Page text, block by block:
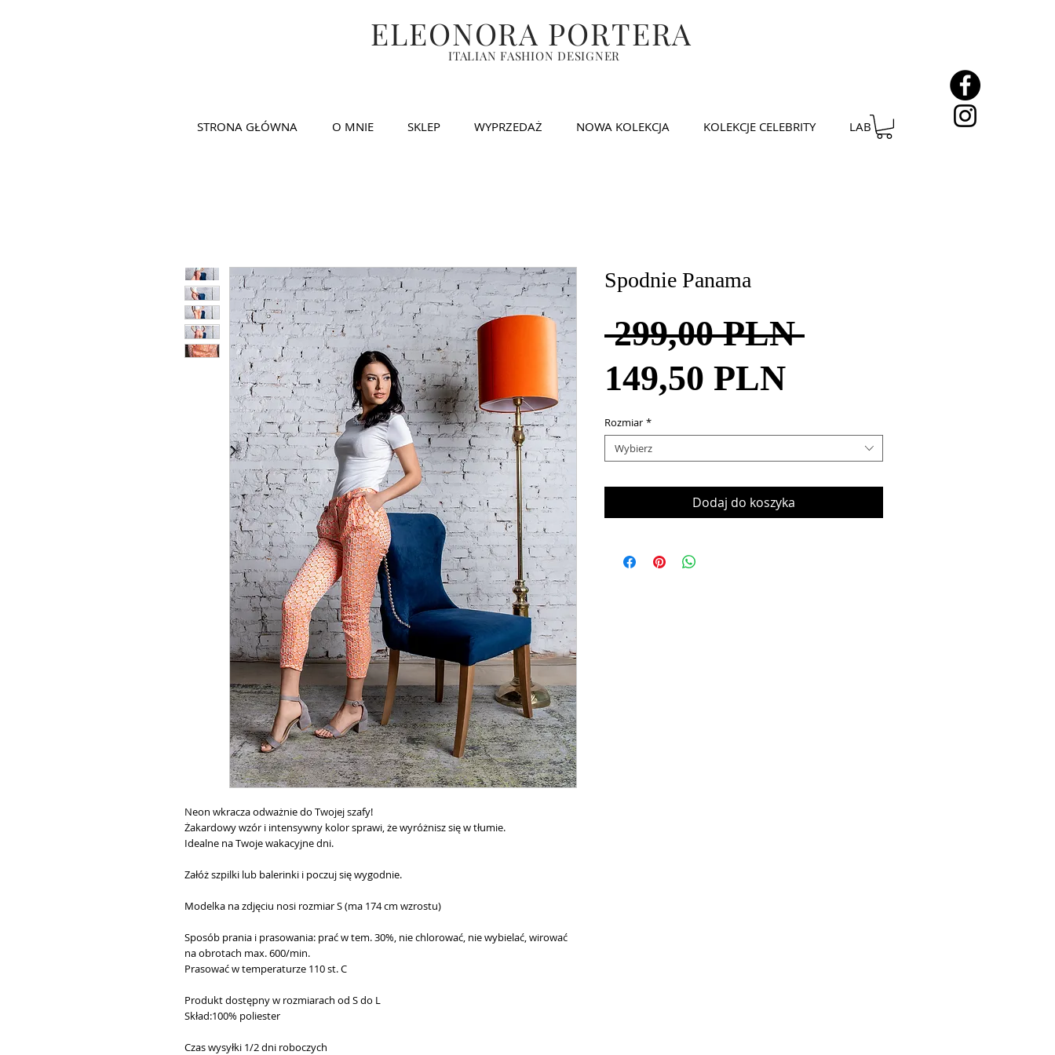
ELEONORA PORTERA
ITALIAN FASHION DESIGNER
STRONA GŁÓWNA O MNIE SKLEP WYPRZEDAŻ NOWA KOLEKCJA KOLEKCJE CELEBRITY LAB
Neon wkracza odważnie do Twojej szafy!
Żakardowy wzór i intensywny kolor sprawi, że wyróżnisz się w tłumie.
Idealne na Twoje wakacyjne dni.
Załóż szpilki lub balerinki i poczuj się wygodnie.
Modelka na zdjęciu nosi rozmiar S (ma 174 cm wzrostu)
Sposób prania i prasowania: prać w tem. 30%, nie chlorować, nie wybielać, wirować
na obrotach max. 600/min.
Prasować w temperaturze 110 st. C
Produkt dostępny w rozmiarach od S do L
Skład:100% poliester
Czas wysyłki 1/2 dni roboczych
Spodnie Panama
299,00 PLN Regularna
149,50 PLNCena
Rozmiar *
Wybierz
Dodaj do koszyka